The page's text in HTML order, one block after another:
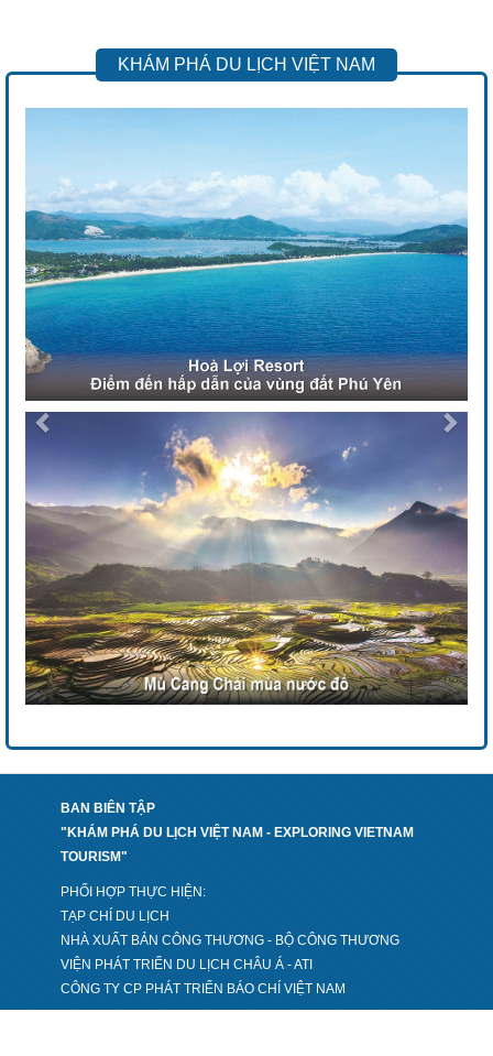
KHÁM PHÁ DU LỊCH VIỆT NAM
BAN BIÊN TẬP
"KHÁM PHÁ DU LỊCH VIỆT NAM - EXPLORING VIETNAM
TOURISM"
PHỐI HỢP THỰC HIỆN:
TẠP CHÍ DU LỊCH
NHÀ XUẤT BẢN CÔNG THƯƠNG - BỘ CÔNG THƯƠNG
VIỆN PHÁT TRIỂN DU LỊCH CHÂU Á - ATI
CÔNG TY CP PHÁT TRIỂN BÁO CHÍ VIỆT NAM